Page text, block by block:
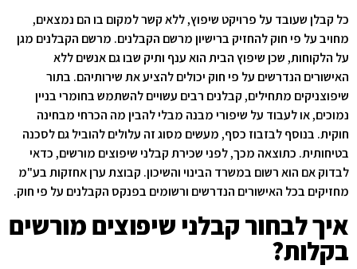
כל קבלן שעובד על פרויקט שיפוץ, ללא קשר למקום בו הם נמצאים,
מחויב על פי חוק להחזיק ברישיון מרשם הקבלנים. מרשם הקבלנים מגן
על הלקוחות, שכן שיפוץ הבית הוא ענף ותיק שבו גם אנשים ללא
האישורים הנדרשים על פי חוק יכולים להציע את שירותיהם. בתור
שיפוצניקים מתחילים, קבלנים רבים עשויים להשתמש בחומרי בניין
נמוכים, או לעבוד על שיפורי מבנה מבלי להבין מה הכרחי מבחינה
חוקית. בנוסף לבזבוז כסף, מעשים מסוג זה עלולים להוביל גם לסכנה
בטיחותית. כתוצאה מכך, לפני שכירת קבלני שיפוצים מורשים, כדאי
לבדוק אם הוא רשום במשרד הבינוי והשיכון. קבוצת ערן אחזקות בע"מ
מחזיקים בכל האישורים הנדרשים ורשומים בפנקס הקבלנים על פי חוק.
איך לבחור קבלני שיפוצים מורשים
בקלות?